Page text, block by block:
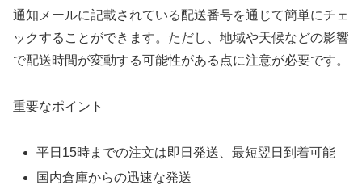
通知メールに記載されている配送番号を通じて簡単にチェ
ックすることができます。ただし、地域や天候などの影響
で配送時間が変動する可能性がある点に注意が必要です。
重要なポイント
平日15時までの注文は即日発送、最短翌日到着可能
国内倉庫からの迅速な発送